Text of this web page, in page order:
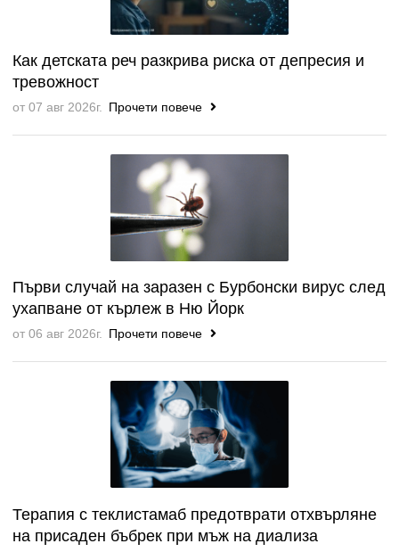
Как детската реч разкрива риска от депресия и
тревожност
от 07 авг 2026г. Прочети повече
Първи случай на заразен с Бурбонски вирус след
ухапване от кърлеж в Ню Йорк
от 06 авг 2026г. Прочети повече
Терапия с теклистамаб предотврати отхвърляне
на присаден бъбрек при мъж на диализа